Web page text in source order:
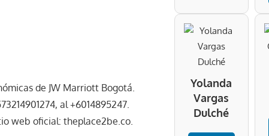
de JW Marriott Bogotá.
al +6014895247.
web oficial: theplace2be.co.
Yolanda
Vargas
Dulché